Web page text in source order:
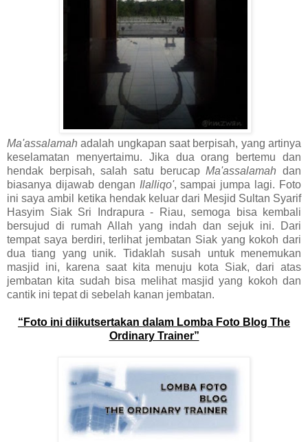
Ma'assalamahadalah ungkapan saat berpisah, yang artinya
keselamatan menyertaimu. Jika dua orang bertemu dan
hendak berpisah, salah satu berucapMa'assalamahdan
biasanya dijawab dengan Ilalliqo', sampai jumpa lagi. Foto
ini saya ambil ketika hendak keluar dari Mesjid Sultan Syarif
Hasyim Siak Sri Indrapura - Riau, semoga bisa kembali
bersujud di rumah Allah yang indah dan sejuk ini. Dari
tempat saya berdiri, terlihat jembatan Siak yang kokoh dari
dua tiang yang unik. Tidaklah susah untuk menemukan
masjid ini, karena saat kita menuju kota Siak, dari atas
jembatan kita sudah bisa melihat masjid yang kokoh dan
cantik ini tepat di sebelah kanan jembatan.
“Foto ini diikutsertakan dalam Lomba Foto Blog The
Ordinary Trainer”